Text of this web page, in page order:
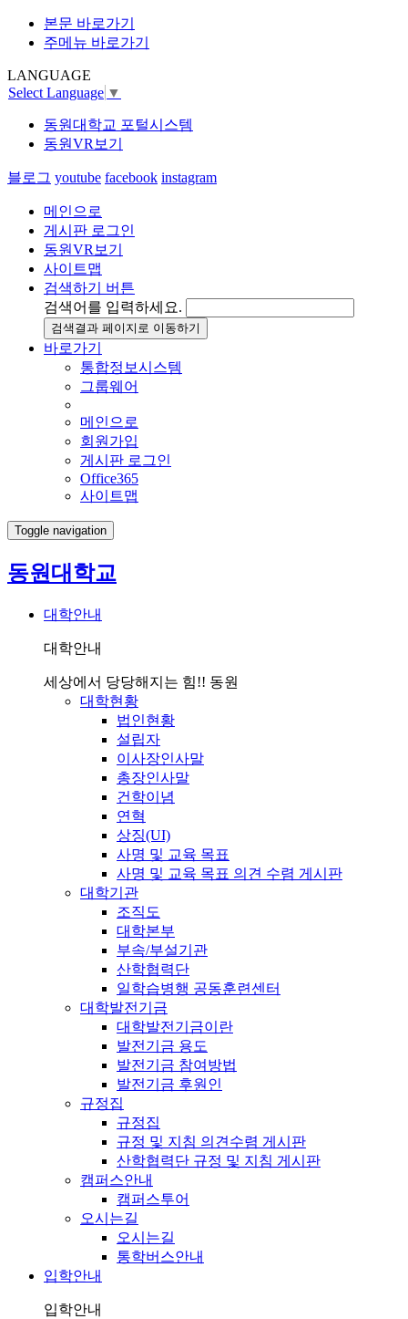
본문 바로가기
주메뉴 바로가기
LANGUAGE
Select Language ▼
동원대학교 포털시스템
동원VR보기
블로그 youtube facebook instagram
메인으로
게시판 로그인
동원VR보기
사이트맵
검색하기 버튼
검색어를 입력하세요.
검색결과 페이지로 이동하기
바로가기
통합정보시스템
그룹웨어
메인으로
회원가입
게시판 로그인
Office365
사이트맵
Toggle navigation
동원대학교
대학안내
대학안내
세상에서 당당해지는 힘!! 동원
대학현황
법인현황
설립자
이사장인사말
총장인사말
건학이념
연혁
상징(UI)
사명 및 교육 목표
사명 및 교육 목표 의견 수렴 게시판
대학기관
조직도
대학본부
부속/부설기관
산학협력단
일학습병행 공동훈련센터
대학발전기금
대학발전기금이란
발전기금 용도
발전기금 참여방법
발전기금 후원인
규정집
규정집
규정 및 지침 의견수렴 게시판
산학협력단 규정 및 지침 게시판
캠퍼스안내
캠퍼스투어
오시는길
오시는길
통학버스안내
입학안내
입학안내